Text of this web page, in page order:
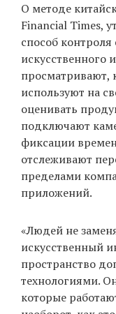
EN
UA
О методе
Financial Times,
способ
искусственного
просматривают,
используют на
оценивать
подключают
фиксации
отслеживают
пределами
приложений.
«Людей не
искусственный
пространство
технологиями.
которые